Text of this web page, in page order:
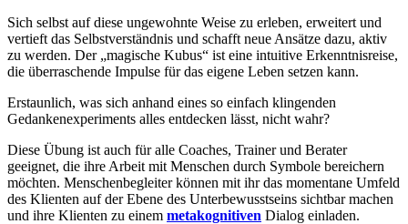
Sich selbst auf diese ungewohnte Weise zu erleben, erweitert und
vertieft das Selbstverständnis und schafft neue Ansätze dazu, aktiv
zu werden. Der „magische Kubus“ ist eine intuitive Erkenntnisreise,
die überraschende Impulse für das eigene Leben setzen kann.
Erstaunlich, was sich anhand eines so einfach klingenden
Gedankenexperiments alles entdecken lässt, nicht wahr?
Diese Übung ist auch für alle Coaches, Trainer und Berater
geeignet, die ihre Arbeit mit Menschen durch Symbole bereichern
möchten. Menschenbegleiter können mit ihr das momentane Umfeld
des Klienten auf der Ebene des Unterbewusstseins sichtbar machen
und ihre Klienten zu einem metakognitiven Dialog einladen.